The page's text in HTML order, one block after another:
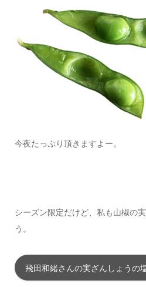
今夜たっぷり頂きますよー。
シーズン限定だけど、私も山椒の
う。
飛田和緒さんの実ざんしょうの